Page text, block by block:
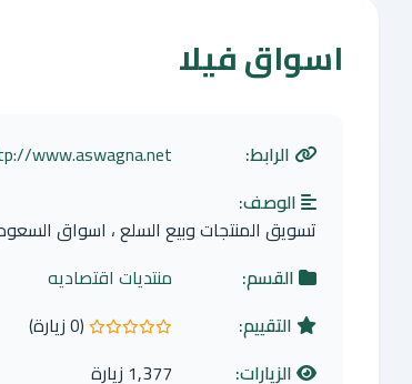
اسواق فيلا
الرابط:
www.aswagna.net
الوصف:
تسويق المنتجات وبيع السلع ، اسواق
القسم:
منتديات اقتصاديه
التقييم:
0.0 من 5 نجوم
(0 زيارة)
الزيارات:
1,377 زيارة